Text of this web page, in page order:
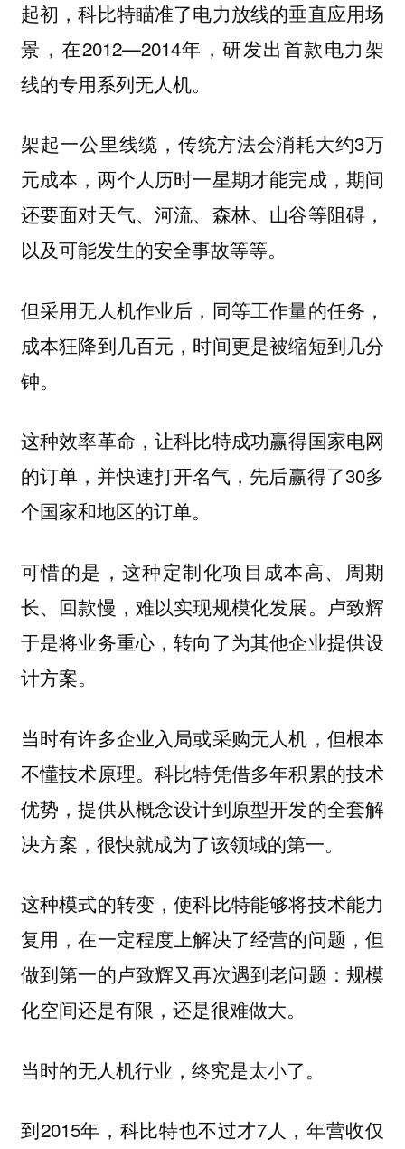
起初，科比特瞄准了电力放线的垂直应用场
景，在2012—2014年，研发出首款电力架
线的专用系列无人机。
架起一公里线缆，传统方法会消耗大约3万
元成本，两个人历时一星期才能完成，期间
还要面对天气、河流、森林、山谷等阻碍，
以及可能发生的安全事故等等。
但采用无人机作业后，同等工作量的任务，
成本狂降到几百元，时间更是被缩短到几分
钟。
这种效率革命，让科比特成功赢得国家电网
的订单，并快速打开名气，先后赢得了30多
个国家和地区的订单。
可惜的是，这种定制化项目成本高、周期
长、回款慢，难以实现规模化发展。卢致辉
于是将业务重心，转向了为其他企业提供设
计方案。
当时有许多企业入局或采购无人机，但根本
不懂技术原理。科比特凭借多年积累的技术
优势，提供从概念设计到原型开发的全套解
决方案，很快就成为了该领域的第一。
这种模式的转变，使科比特能够将技术能力
复用，在一定程度上解决了经营的问题，但
做到第一的卢致辉又再次遇到老问题：规模
化空间还是有限，还是很难做大。
当时的无人机行业，终究是太小了。
到2015年，科比特也不过才7人，年营收仅